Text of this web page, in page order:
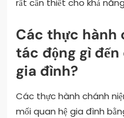
rất cần thiết cho khả
Các thực hành
tác động gì
gia đình?
Các thực hành chánh
mối quan hệ gia đình